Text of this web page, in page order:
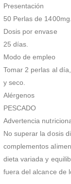
Presentación
50 Perlas de
Dosis por envase
25 días.
Modo de empleo
Tomar 2 perlas al
y seco.
Alérgenos
PESCADO
Advertencia
No superar la dosis
complementos
dieta variada y
fuera del alcance de